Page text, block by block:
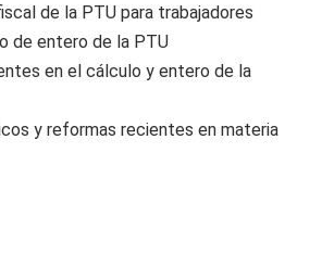
de la PTU para trabajadores
de entero de la PTU
en el cálculo y entero de la
y reformas recientes en materia